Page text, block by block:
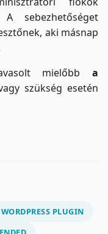
sebezhetőséget
aki másnap
mielőbb a
szükség esetén
WORDPRESS PLUGIN